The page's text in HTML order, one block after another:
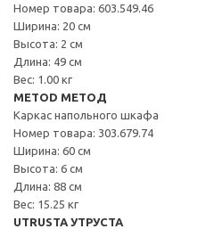
Номер товара: 603.549.46
Ширина: 20 см
Высота: 2 см
Длина: 49 см
Вес: 1.00 кг
METOD МЕТОД
Каркас напольного шкафа
Номер товара: 303.679.74
Ширина: 60 см
Высота: 6 см
Длина: 88 см
Вес: 15.25 кг
UTRUSTA УТРУСТА